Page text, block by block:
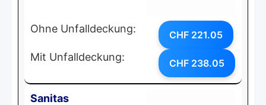
Ohne Unfalldeckung: CHF 221.05
Mit Unfalldeckung: CHF 238.05
Sanitas